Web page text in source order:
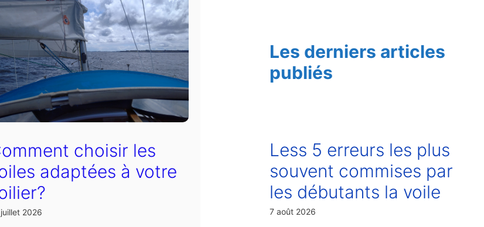
choisir les
adaptées à votre
2026
Les derniers articles
publiés
Less 5 erreurs les plus
souvent commises par
les débutants la voile
7 août 2026